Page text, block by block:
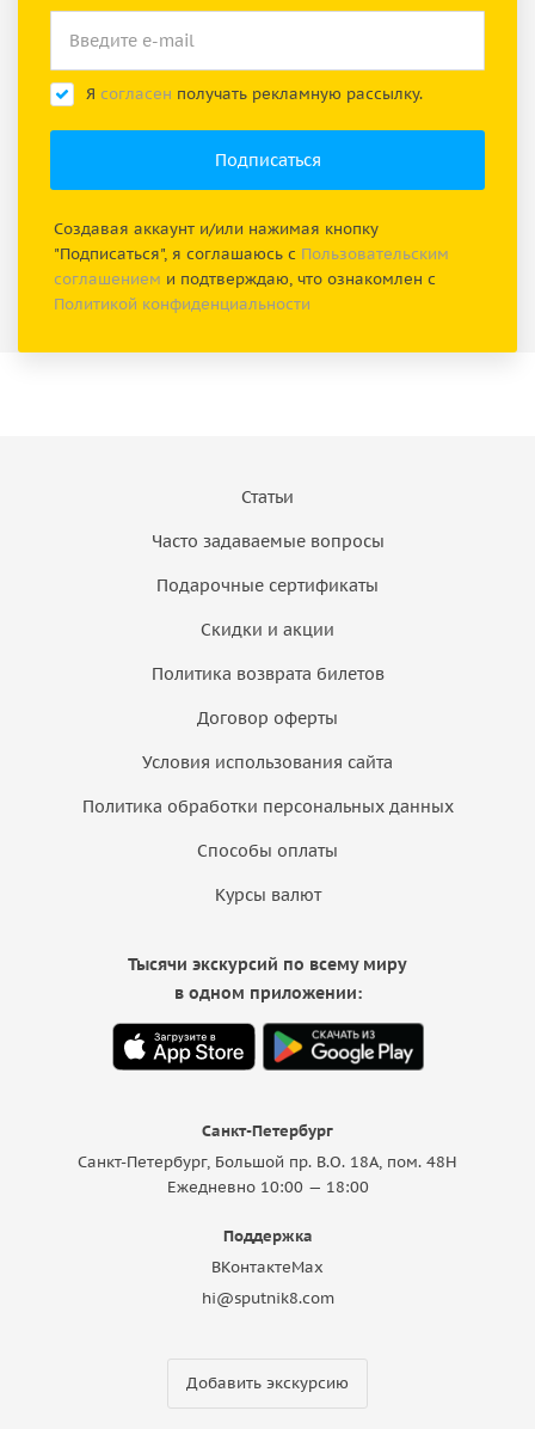
Я согласен получать рекламную рассылку.
Создавая аккаунт и/или нажимая кнопку
"Подписаться", я соглашаюсь с Пользовательским
соглашением и подтверждаю, что ознакомлен с
Политикой конфиденциальности
Статьи
Часто задаваемые вопросы
Подарочные сертификаты
Скидки и акции
Политика возврата билетов
Договор оферты
Условия использования сайта
Политика обработки персональных данных
Способы оплаты
Курсы валют
Санкт-Петербург
Санкт-Петербург, Большой пр. В.О. 18A, пом. 48Н
Ежедневно 10:00 — 18:00
Поддержка
ВКонтактеMax
hi@sputnik8.com
Добавить экскурсию
Тысячи экскурсий по всему миру
в одном приложении: